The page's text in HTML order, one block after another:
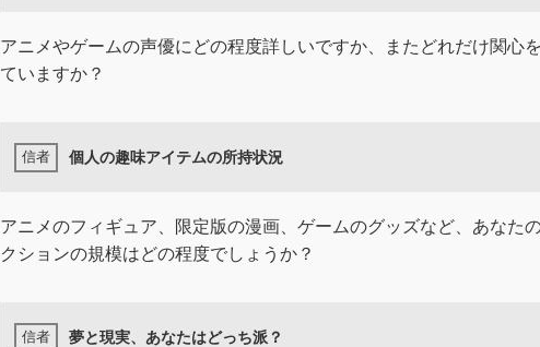
アニメやゲームの声優にどの程度詳しいですか、またどれだけ関心
ていますか？
個人の趣味アイテムの所持状況
アニメのフィギュア、限定版の漫画、ゲームのグッズなど、あなた
クションの規模はどの程度でしょうか？
夢と現実、あなたはどっち派？